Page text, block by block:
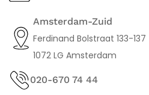
Amsterdam-Zuid
Ferdinand Bolstraat 133-137
1072 LG Amsterdam
020-670 74 44